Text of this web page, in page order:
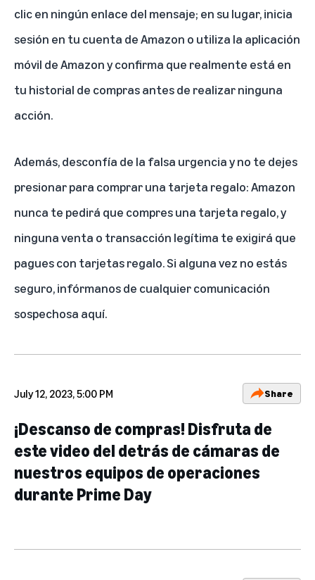
clic en ningún enlace del mensaje; en su lugar, inicia
sesión en tu cuenta de Amazon o utiliza la aplicación
móvil de Amazon y confirma que realmente está en
tu historial de compras antes de realizar ninguna
acción.
Además, desconfía de la falsa urgencia y no te dejes
presionar para comprar una tarjeta regalo: Amazon
nunca te pedirá que compres una tarjeta regalo, y
ninguna venta o transacción legítima te exigirá que
pagues con tarjetas regalo. Si alguna vez no estás
seguro, infórmanos de cualquier comunicación
sospechosa aquí.
July 12, 2023, 5:00 PM Share
¡Descanso de compras! Disfruta de
este video del detrás de cámaras de
nuestros equipos de operaciones
durante Prime Day